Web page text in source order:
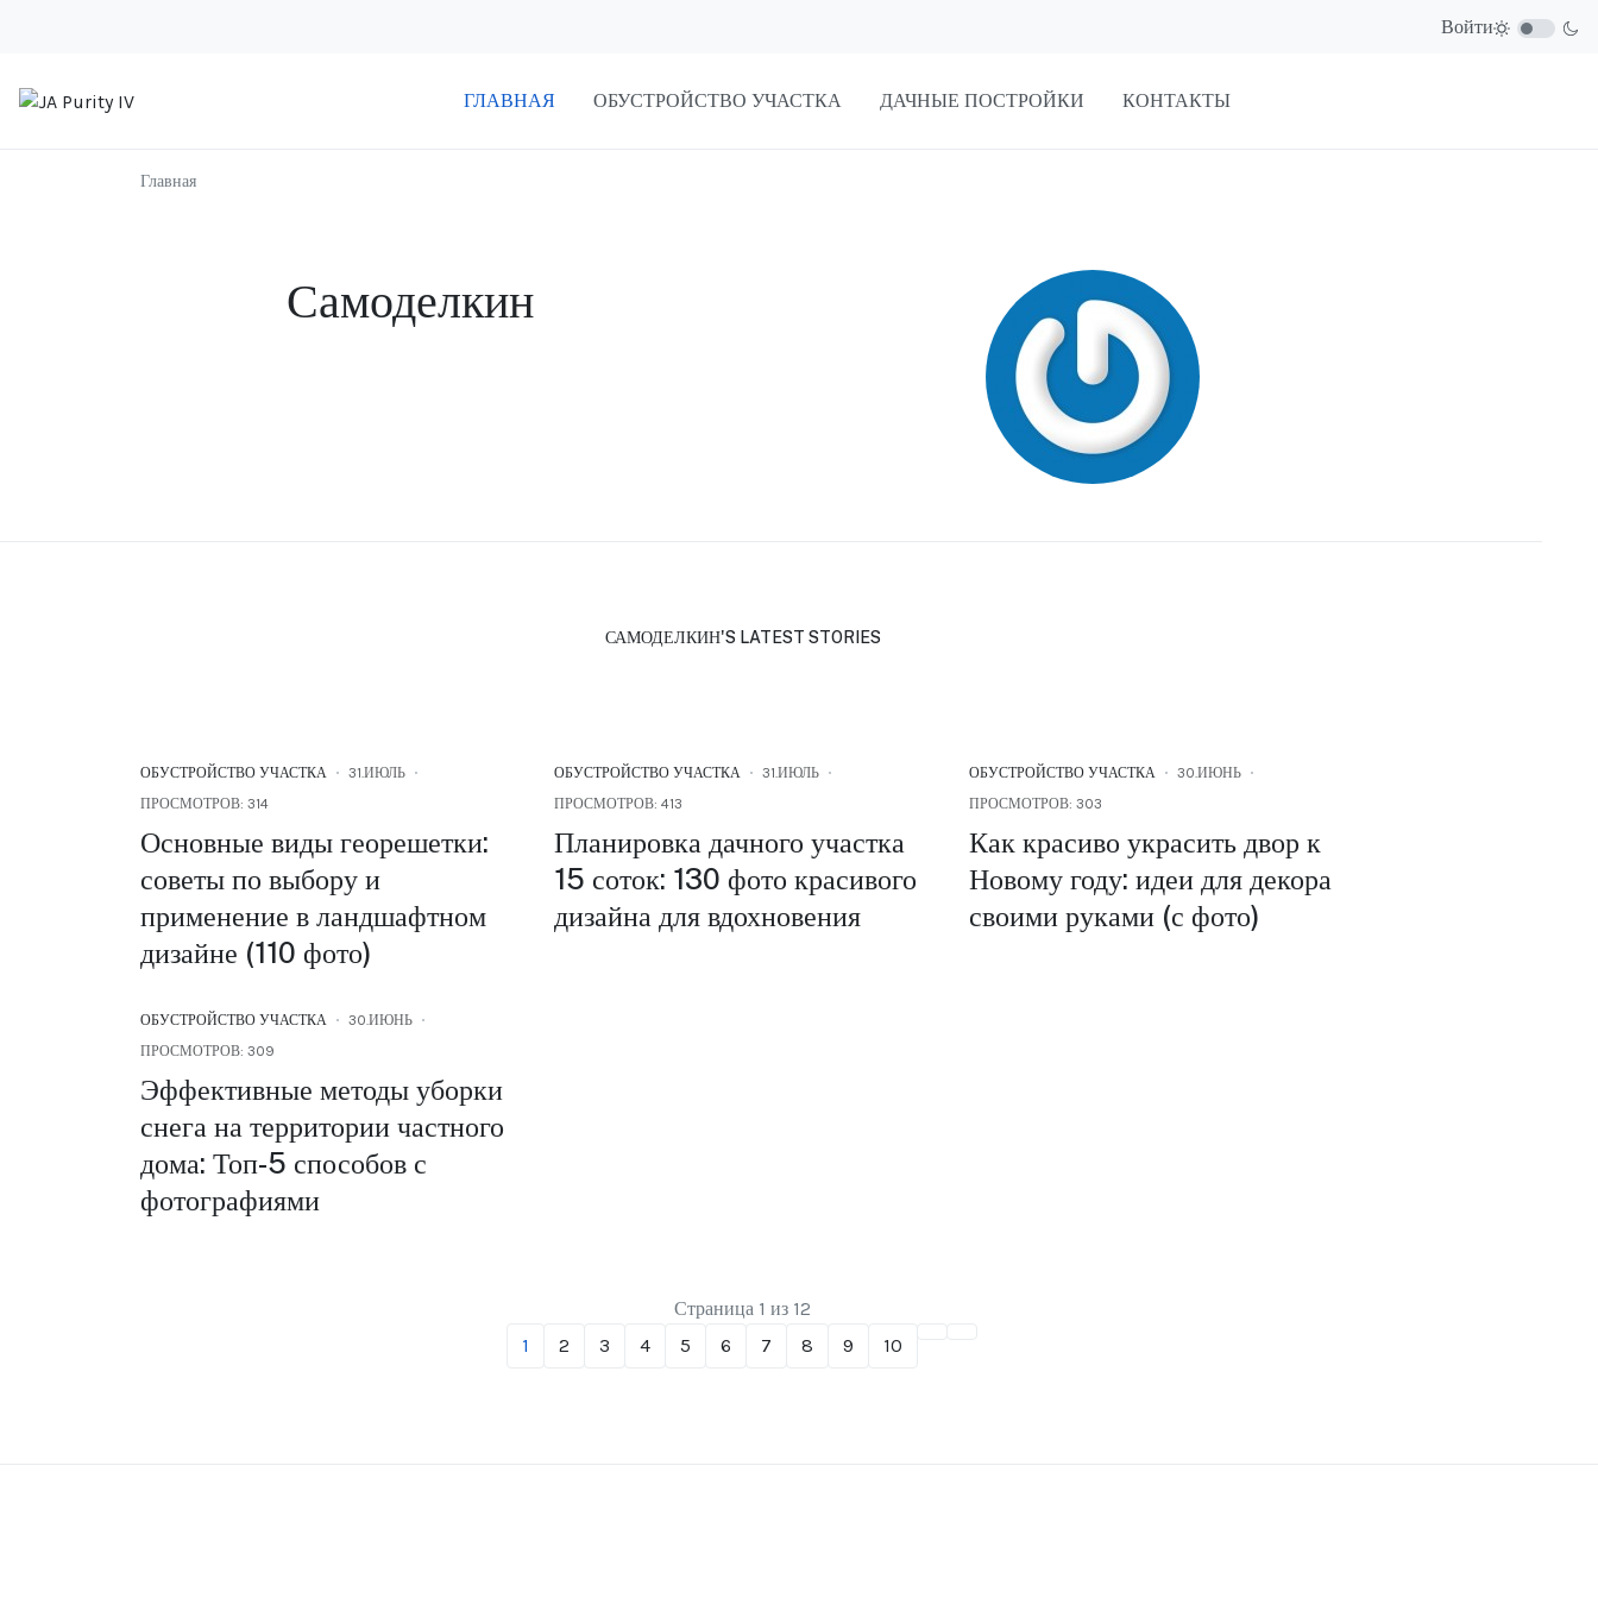
Войти
ГЛАВНАЯ ОБУСТРОЙСТВО УЧАСТКА ДАЧНЫЕ ПОСТРОЙКИ КОНТАКТЫ
Главная
Самоделкин
САМОДЕЛКИН'S LATEST STORIES
ОБУСТРОЙСТВО УЧАСТКА
31.ИЮЛЬ
ПРОСМОТРОВ: 314
Основные виды георешетки:
советы по выбору и
применение в ландшафтном
дизайне (110 фото)
ОБУСТРОЙСТВО УЧАСТКА
31.ИЮЛЬ
ПРОСМОТРОВ: 413
Планировка дачного участка
15 соток: 130 фото красивого
дизайна для вдохновения
ОБУСТРОЙСТВО УЧАСТКА
30.ИЮНЬ
ПРОСМОТРОВ: 303
Как красиво украсить двор к
Новому году: идеи для декора
своими руками (с фото)
ОБУСТРОЙСТВО УЧАСТКА
30.ИЮНЬ
ПРОСМОТРОВ: 309
Эффективные методы уборки
снега на территории частного
дома: Топ-5 способов с
фотографиями
1 2 3 4 5 6 7 8 9 10
Страница 1 из 12